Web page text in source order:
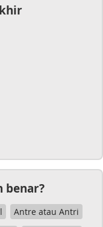
benar?
Antre atau Antri